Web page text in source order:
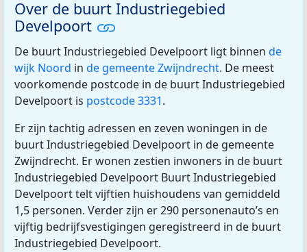
Over de buurt Industriegebied
Develpoort
De buurt Industriegebied Develpoort ligt binnen de
wijk Noord in de gemeente Zwijndrecht. De meest
voorkomende postcode in de buurt Industriegebied
Develpoort is postcode 3331.
Er zijn tachtig adressen en zeven woningen in de
buurt Industriegebied Develpoort in de gemeente
Zwijndrecht. Er wonen zestien inwoners in de buurt
Industriegebied Develpoort Buurt Industriegebied
Develpoort telt vijftien huishoudens van gemiddeld
1,5 personen. Verder zijn er 290 personenauto’s en
vijftig bedrijfsvestigingen geregistreerd in de buurt
Industriegebied Develpoort.